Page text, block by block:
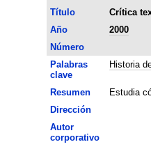
Título
Crítica
Año
2000
Número
Palabras
clave
Historia
Resumen
Estudia
Dirección
Autor
corporativo